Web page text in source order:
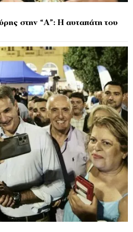
στην “Α”: Η αυταπάτη του